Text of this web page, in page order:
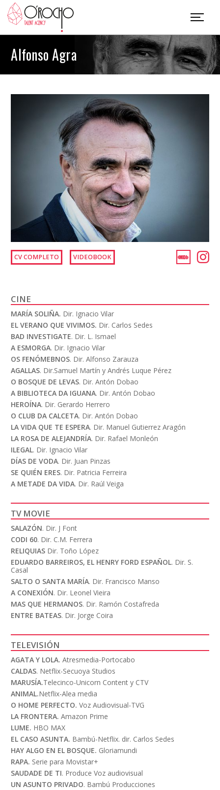
Alfonso Agra
CV COMPLETO VIDEOBOOK
CINE
MARÍA SOLIÑA. Dir. Ignacio Vilar
EL VERANO QUE VIVIMOS. Dir. Carlos Sedes
BAD INVESTIGATE. Dir. L. Ismael
A ESMORGA. Dir. Ignacio Vilar
OS FENÓMEBNOS. Dir. Alfonso Zarauza
AGALLAS. Dir.Samuel Martín y Andrés Luque Pérez
O BOSQUE DE LEVAS. Dir. Antón Dobao
A BIBLIOTECA DA IGUANA. Dir. Antón Dobao
HEROÍNA. Dir. Gerardo Herrero
O CLUB DA CALCETA. Dir. Antón Dobao
LA VIDA QUE TE ESPERA. Dir. Manuel Gutierrez Aragón
LA ROSA DE ALEJANDRÍA. Dir. Rafael Monleón
ILEGAL. Dir. Ignacio Vilar
DÍAS DE VODA. Dir. Juan Pinzas
SE QUIÉN ERES. Dir. Patricia Ferreira
A METADE DA VIDA. Dir. Raúl Veiga
TV MOVIE
SALAZÓN. Dir. J Font
CODI 60. Dir. C.M. Ferrera
RELIQUIAS Dir. Toño López
EDUARDO BARREIROS, EL HENRY FORD ESPAÑOL. Dir. S.
Casal
SALTO O SANTA MARÍA. Dir. Francisco Manso
A CONEXIÓN. Dir. Leonel Vieira
MAS QUE HERMANOS. Dir. Ramón Costafreda
ENTRE BATEAS. Dir. Jorge Coira
TELEVISIÓN
AGATA Y LOLA.Atresmedia-Portocabo
CALDAS. Netflix-Secuoya Studios
MARUSÍA.Telecinco-Unicorn Content y CTV
ANIMAL.Netflix-Alea media
O HOME PERFECTO. Voz Audiovisual-TVG
LA FRONTERA.Amazon Prime
LUME. HBO MAX
EL CASO ASUNTA. Bambú-Netflix. dir. Carlos Sedes
HAY ALGO EN EL BOSQUE. Gloriamundi
RAPA. Serie para Movistar+
SAUDADE DE TI. Produce Voz audiovisual
UN ASUNTO PRIVADO. Bambú Producciones